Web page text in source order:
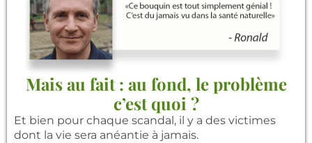
Mais au fait : au fond, le problème
c’est quoi ?
Et bien pour chaque scandal, il y a des victimes
dont la vie sera anéantie à jamais.